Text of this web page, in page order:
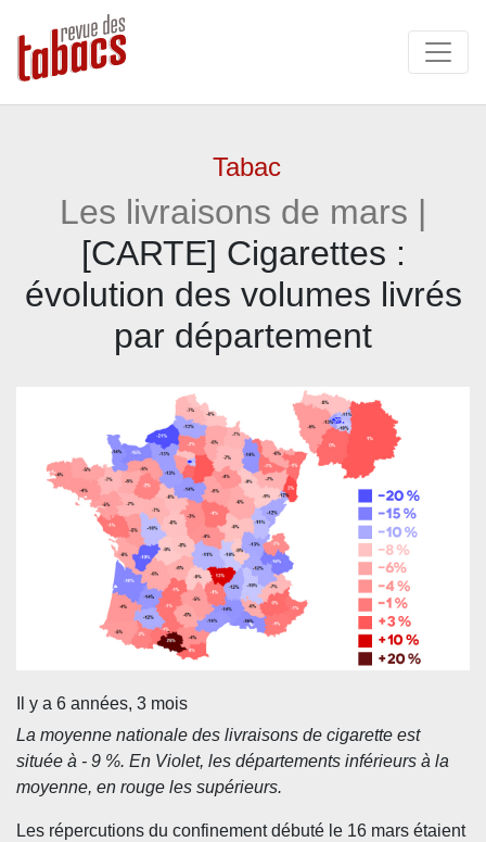
Tabac
Les livraisons de mars |
[CARTE] Cigarettes :
évolution des volumes livrés
par département
Il y a 6 années, 3 mois
La moyenne nationale des livraisons de cigarette est
située à - 9 %. En Violet, les départements inférieurs à la
moyenne, en rouge les supérieurs.
Les répercutions du confinement débuté le 16 mars étaient